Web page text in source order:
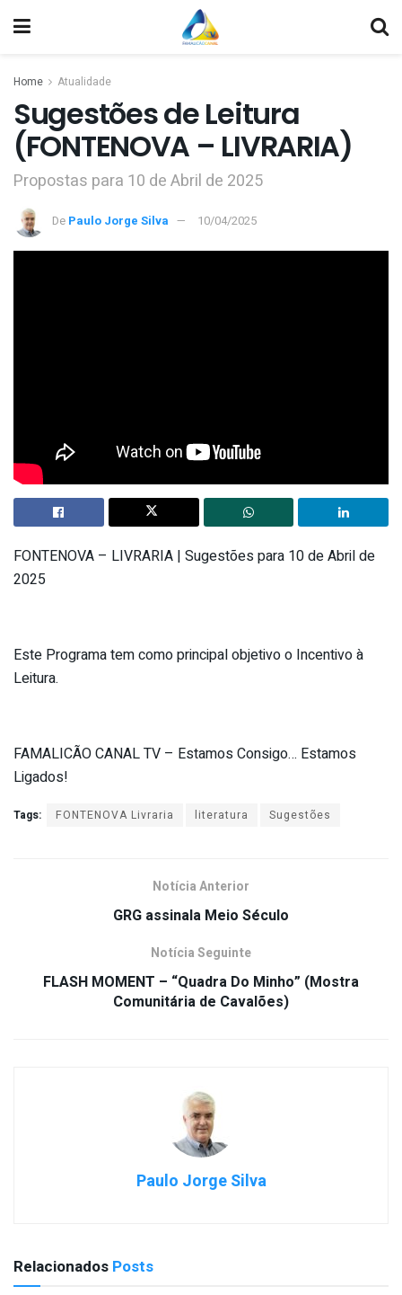
Home Atualidade
Sugestões de Leitura
(FONTENOVA – LIVRARIA)
Propostas para 10 de Abril de 2025
De Paulo Jorge Silva 10/04/2025
FONTENOVA – LIVRARIA | Sugestões para 10 de Abril de
2025
Este Programa tem como principal objetivo o Incentivo à
Leitura.
FAMALICÃO CANAL TV – Estamos Consigo… Estamos
Ligados!
Tags: FONTENOVA Livraria literatura Sugestões
Notícia Anterior
GRG assinala Meio Século
Notícia Seguinte
FLASH MOMENT – “Quadra Do Minho” (Mostra
Comunitária de Cavalões)
Paulo Jorge Silva
Relacionados Posts